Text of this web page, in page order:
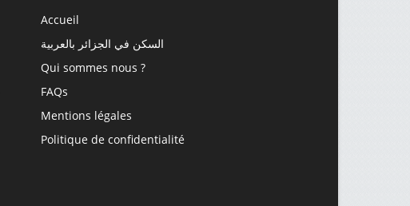
Accueil
السكن في الجزائر بالعربية
Qui sommes nous ?
FAQs
Mentions légales
Politique de confidentialité